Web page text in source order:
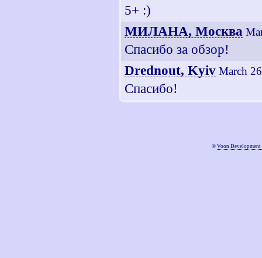
5+ :)
МИЛАНА, Москва
Спасибо за обзор!
Drednout, Kyiv March
Спасибо!
© Voon Development